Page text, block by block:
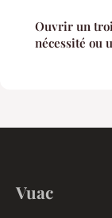
Ouvrir un
nécessité ou
Vuac